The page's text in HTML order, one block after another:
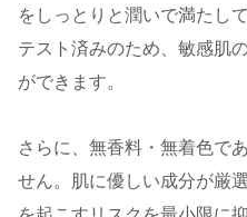
をしっとりと潤いで満たし
テスト済みのため、敏感肌
ができます。
さらに、無香料・無着色で
せん。肌に優しい成分が厳